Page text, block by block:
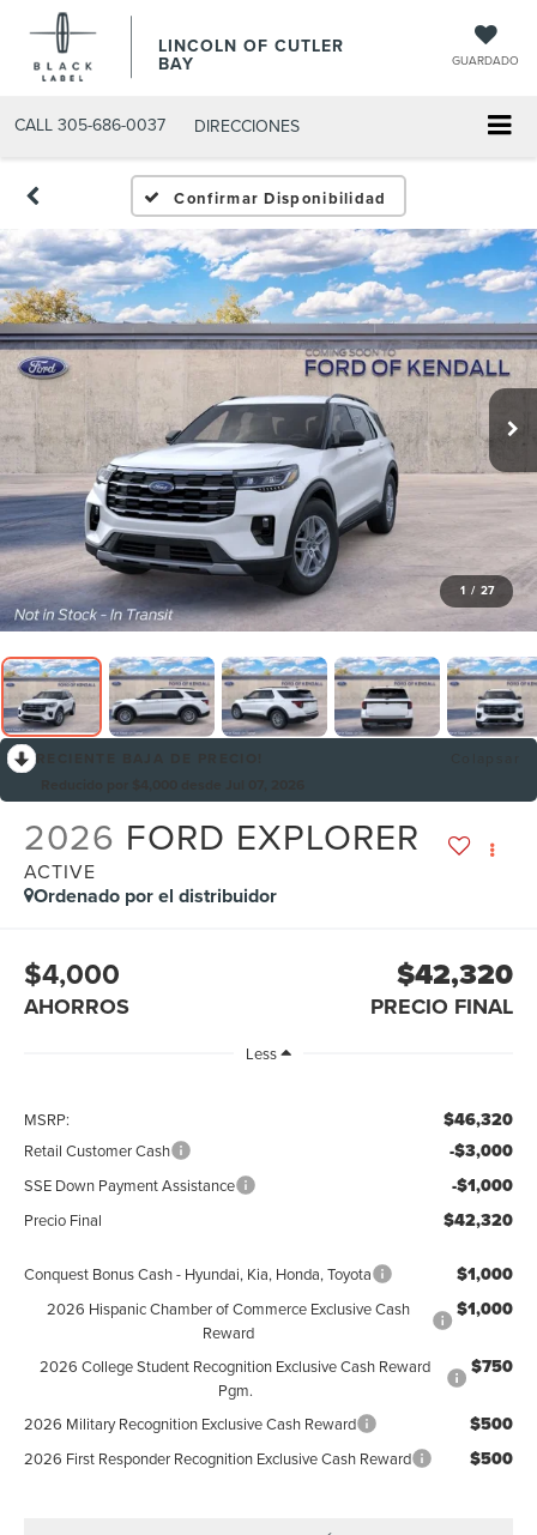
LINCOLN OF CUTLER
BAY GUARDADO
CALL 305-686-0037 DIRECCIONES
Confirmar Disponibilidad
1 / 27
2026 FORD EXPLORER
ACTIVE
Ordenado por el distribuidor
$4,000
AHORROS
$42,320
PRECIO FINAL
Less
MSRP: $46,320
Retail Customer Cash -$3,000
SSE Down Payment Assistance -$1,000
Precio Final $42,320
Conquest Bonus Cash - Hyundai, Kia, Honda, Toyota $1,000
2026 Hispanic Chamber of Commerce Exclusive Cash
Reward
$1,000
2026 College Student Recognition Exclusive Cash Reward
Pgm.
$750
2026 Military Recognition Exclusive Cash Reward $500
2026 First Responder Recognition Exclusive Cash Reward $500